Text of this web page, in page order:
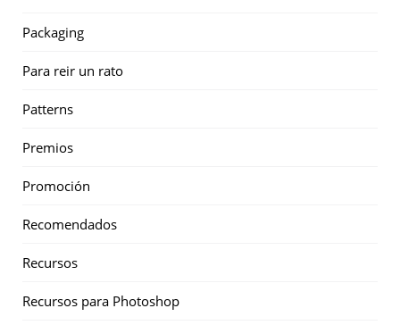
Packaging
Para reir un rato
Patterns
Premios
Promoción
Recomendados
Recursos
Recursos para Photoshop